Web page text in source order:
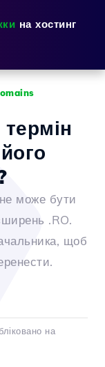
на хостинг
може бути
.RO.
щоб
на